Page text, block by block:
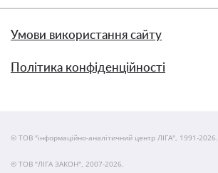
Умови використання сайту
Політика конфіденційності
© ТОВ "інформаційно-аналітичний центр ЛІГА", 1991-2026.
© ТОВ "ЛІГА ЗАКОН", 2007-2026.